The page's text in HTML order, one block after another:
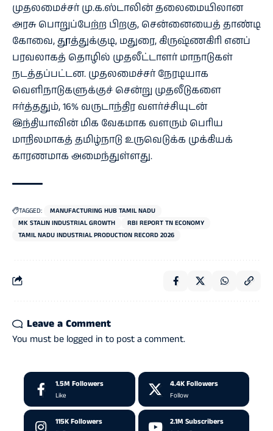
முதலமைச்சர் மு.க.ஸ்டாலின் தலைமையிலான
அரசு பொறுப்பேற்ற பிறகு, சென்னையைத் தாண்டி
கோவை, தூத்துக்குடி, மதுரை, கிருஷ்ணகிரி எனப்
பரவலாகத் தொழில் முதலீட்டாளர் மாநாடுகள்
நடத்தப்பட்டன. முதலமைச்சர் நேரடியாக
வெளிநாடுகளுக்குச் சென்று முதலீடுகளை
ஈர்த்ததும், 16% வருடாந்திர வளர்ச்சியுடன்
இந்தியாவின் மிக வேகமாக வளரும் பெரிய
மாநிலமாகத் தமிழ்நாடு உருவெடுக்க முக்கியக்
காரணமாக அமைந்துள்ளது.
TAGGED:
MANUFACTURING HUB TAMIL NADU
MK STALIN INDUSTRIAL GROWTH
RBI REPORT TN ECONOMY
TAMIL NADU INDUSTRIAL PRODUCTION RECORD 2026
Leave a Comment
You must be logged in to post a comment.
1.5M Followers
Like
4.4K Followers
Follow
115KFollowers 2.1M Subscribers